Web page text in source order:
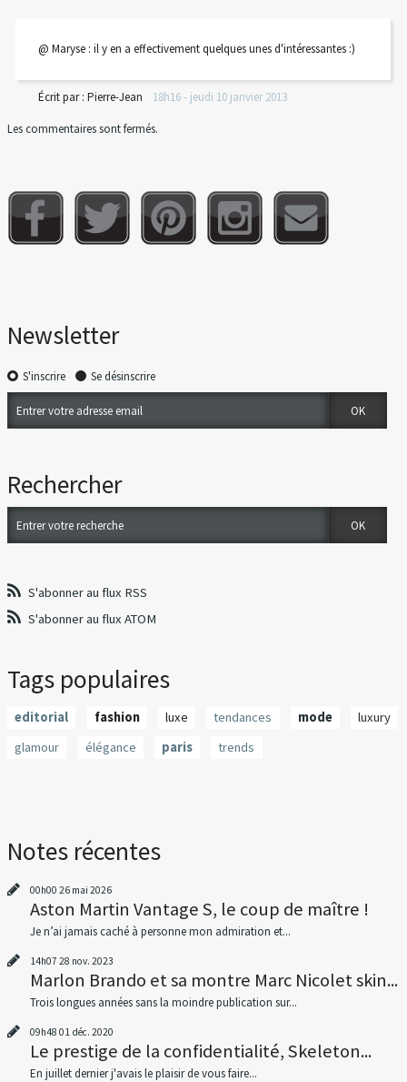
@ Maryse : il y en a effectivement quelques unes d'intéressantes :)
Écrit par : Pierre-Jean 18h16- jeudi 10 janvier 2013
Les commentaires sont fermés.
Newsletter
S'inscrire Se désinscrire
Rechercher
S'abonner au flux RSS
S'abonner au flux ATOM
Tags populaires
editorial fashion luxe tendances mode
luxury
glamour
élégance paris trends
Notes récentes
00h00 26 mai 2026
Aston Martin Vantage S, le coup de maître !
Je n’ai jamais caché à personne mon admiration et...
14h07 28 nov. 2023
Marlon Brando et sa montre Marc Nicolet skin...
Trois longues années sans la moindre publication sur...
09h48 01 déc. 2020
Le prestige de la confidentialité, Skeleton...
En juillet dernier j'avais le plaisir de vous faire...